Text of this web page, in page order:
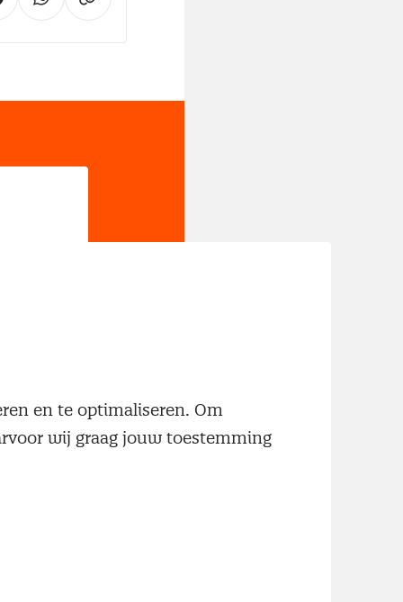
en te optimaliseren. Om
wij graag jouw toestemming